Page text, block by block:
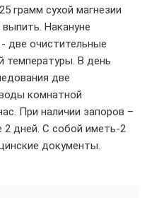
грамм сухой магнезии
Накануне
- две очистительные
температуры. В день
две
комнатной
При наличии запоров –
2 дней. С собой иметь-2
документы.